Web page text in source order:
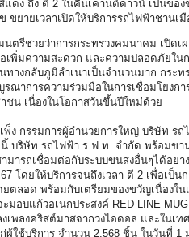
แดง ถึง ตี 2 ในคืนเคานต์ดาวน์ เป็นข
ขยายเวลาเปิดให้บริการรถไฟฟ้าชาน
ตรีช่วยว่าการกระทรวงคมนาคม เปิด
เพิ่มความสะดวก และความปลอดภัยใน
ทางกลับภูมิลำเนาเป็นจำนวนมาก กระ
ณาการความร่วมมือในการเชื่อมโยงก
ชน เนื่องในโอกาสวันขึ้นปีใหม่ด้วย
ง กรรมการผู้อำนวยการใหญ่ บริษัท ร
บริษัท รถไฟฟ้า ร.ฟ.ท. จำกัด พร้อมขา
มารถเชื่อมต่อกับระบบขนส่งอื่นๆได้อย่
โดยให้บริการจนถึงเวลา ตี 2 เพื่อเ
ตลอด พร้อมกับเตรียมของขวัญเนื่องใ
มอบแก้วอเนกประสงค์ RED LINE
งเพลงคริสต์มาสจากวงไอดอล และใน
ใช้บริการ จำนวน 2,568 ชิ้น ในวันที่